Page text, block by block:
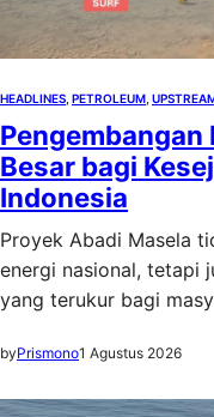
HEADLINES PETROLEUM
Pengembangan
Besar bagi
Indonesia
Proyek Abadi Masela
energi nasional, tetapi
yang terukur bagi
byPrismono1 Agustus 2026